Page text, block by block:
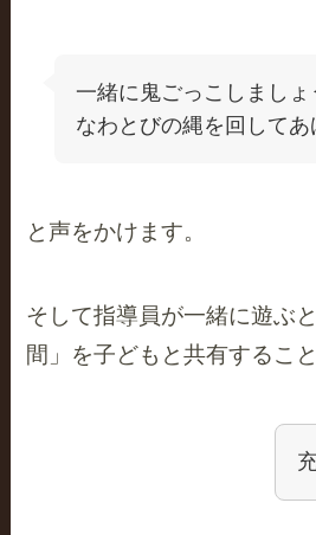
一緒に鬼ごっこしましょ
なわとびの縄を回してあ
と声をかけます。
そして指導員が一緒に遊ぶ
間」を子どもと共有するこ